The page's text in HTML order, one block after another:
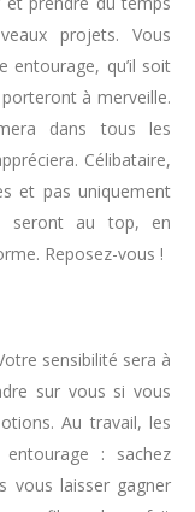
projets. Vous
entourage, qu’il soit
à merveille.
dans tous les
Célibataire,
et pas uniquement
seront au top, en
Reposez-vous !
sensibilité sera à
sur vous si vous
Au travail, les
: sachez
vous laisser gagner